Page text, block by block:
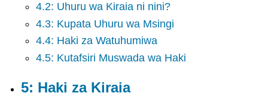
Siasa
10:
vya
riba
11:
4.2: Uhuru wa Kiraia ni nini?
4.3: Kupata Uhuru wa Msingi
4.4: Haki za Watuhumiwa
4.5: Kutafsiri Muswada wa Haki
5: Haki za Kiraia